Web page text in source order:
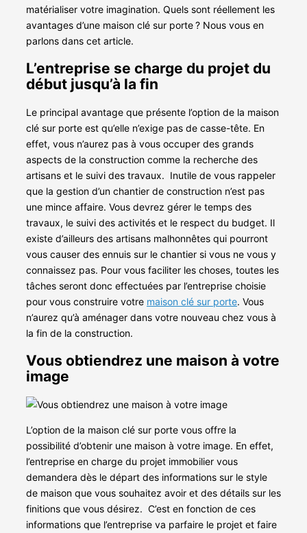
matérialiser votre imagination. Quels sont réellement les
avantages d’une maison clé sur porte? Nous vous en
parlons dans cet article.
L’entreprise se charge du projet du
début jusqu’à la fin
Le principal avantage que présente l’option de la maison
clé sur porte est qu’elle n’exige pas de casse-tête. En
effet, vous n’aurez pas à vous occuper des grands
aspects de la construction comme la recherche des
artisans et le suivi des travaux. Inutile de vous rappeler
que la gestion d’un chantier de construction n’est pas
une mince affaire. Vous devrez gérer le temps des
travaux, le suivi des activités et le respect du budget. Il
existe d’ailleurs des artisans malhonnêtes qui pourront
vous causer des ennuis sur le chantier si vous ne vous y
connaissez pas. Pour vous faciliter les choses, toutes les
tâches seront donc effectuées par l’entreprise choisie
pour vous construire votre maison clé sur porte. Vous
n’aurez qu’à aménager dans votre nouveau chez vous à
la fin de la construction.
Vous obtiendrez une maison à votre
image
L’option de la maison clé sur porte vous offre la
possibilité d’obtenir une maison à votre image. En effet,
l’entreprise en charge du projet immobilier vous
demandera dès le départ des informations sur le style
de maison que vous souhaitez avoir et des détails sur les
finitions que vous désirez. C’est en fonction de ces
informations que l’entreprise va parfaire le projet et faire